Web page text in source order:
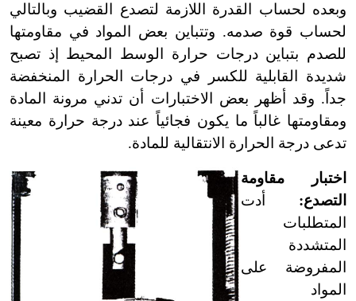
وبعده لحساب القدرة اللازمة لتصدع القضيب وبالتالي
لحساب قوة صدمه. وتتباين بعض المواد في مقاومتها
للصدم بتباين درجات حرارة الوسط المحيط إذ تصبح
شديدة القابلية للكسر في درجات الحرارة المنخفضة
جداً. وقد أظهر بعض الاختبارات أن تدني مرونة المادة
ومقاومتها غالباً ما يكون فجائياً عند درجة حرارة معينة
تدعى درجة الحرارة الانتقالية للمادة.
اختبار مقاومة
التصدع: أدت
المتطلبات
المتشددة
المفروضة على
المواد